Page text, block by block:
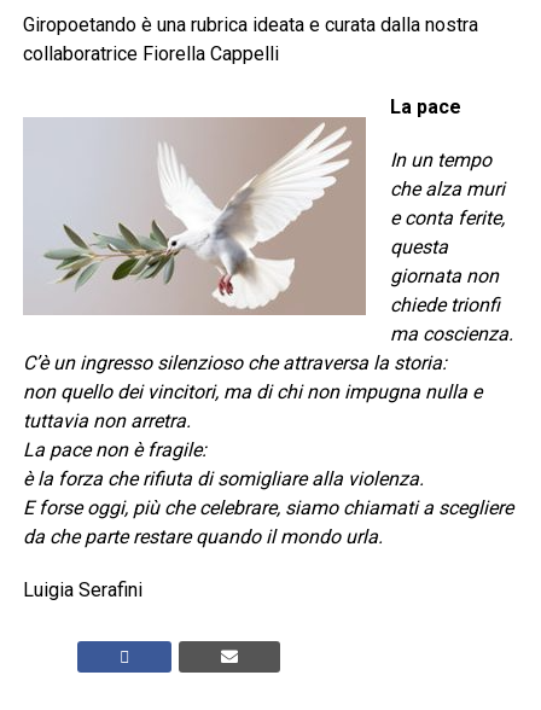
Giropoetando è una rubrica ideata e curata dalla nostra
collaboratrice Fiorella Cappelli
La pace
In un tempo
che alza muri
e conta ferite,
questa
giornata non
chiede trionfi
ma coscienza.
C’è un ingresso silenzioso che attraversa la storia:
non quello dei vincitori, ma di chi non impugna nulla e
tuttavia non arretra.
La pace non è fragile:
è la forza che rifiuta di somigliare alla violenza.
E forse oggi, più che celebrare, siamo chiamati a scegliere
da che parte restare quando il mondo urla.
Luigia Serafini